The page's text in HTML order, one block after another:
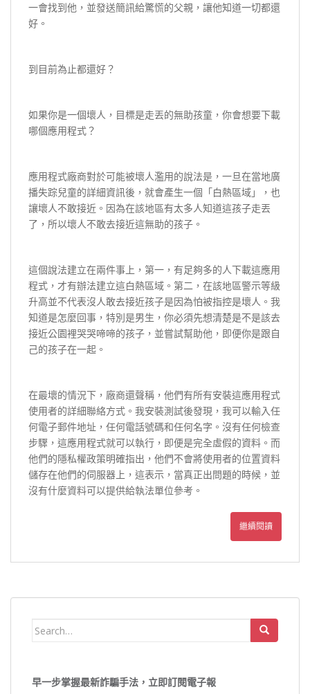
一會找到他，並發送簡訊給驚慌的父親，讓他知道一切都還
好。
到目前為止都還好？
如果你是一個壞人，目標是走丟的無助孩童，你會想要下載
哪個應用程式？
應用程式廠商對於可能被壞人濫用的說法是，一旦在當地廣
播失踪兒童的詳細資訊後，就會產生一個「白熱區域」，也
讓壞人不敢接近。因為在該地區有太多人知道這孩子走丟
了，所以壞人不敢去接近這無助的孩子。
這個說法建立在兩件事上，第一，有足夠多的人下載這應用
程式，才有辦法建立這白熱區域。第二，在該地區警示等級
升高並不代表沒人敢去接近孩子是因為怕被指控是壞人。我
知道是怎麼回事，特別是男生，你必須先想清楚是不是該去
接近公園裡哭哭啼啼的孩子，並嘗試幫助他，即便你是跟自
己的孩子在一起。
在最壞的情況下，廠商還聲稱，他們有所有安裝這應用程式
使用者的詳細聯絡方式。我安裝測試後發現，我可以輸入任
何電子郵件地址，任何電話號碼和任何名字。沒有任何檢查
步驟，這應用程式就可以執行，即便是完全虛假的資料。而
他們的隱私權政策明確指出，他們不會將使用者的位置資料
儲存在他們的伺服器上，這表示，當真正出問題的時候，並
沒有什麼資料可以提供給執法單位參考。
繼續閱讀
Search
早一步掌握最新詐騙手法，立即訂閱電子報